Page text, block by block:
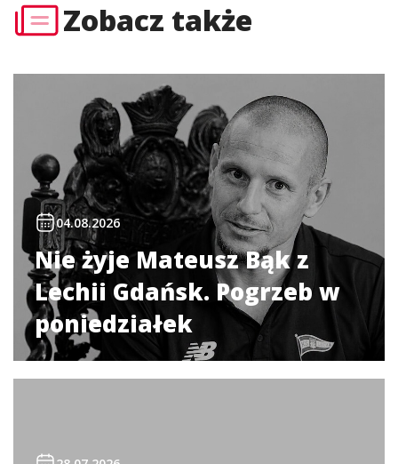
Zobacz także
04.08.2026
Nie żyje Mateusz Bąk z
Lechii Gdańsk. Pogrzeb w
poniedziałek